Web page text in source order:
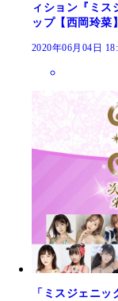
ィション『ミス
ップ【西岡玲菜】
2020年06月04日
「ミスジェニ